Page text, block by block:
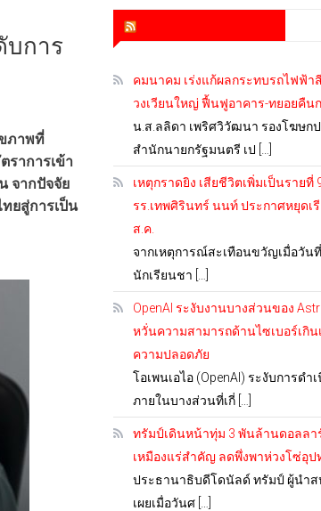
บการ
ภาพที่
ราการเข้า
จากปัจจัย
ยสู่การเป็น
คมนาคม เร่งแก้ผลกระทบรถไฟฟ้า
วงเวียนใหญ่ ฟื้นฟูอาคาร-ทยอยคืน
น.ส.ลลิดา เพริศวิวัฒนา รองโฆษก
สำนักนายกรัฐมนตรี เป […]
เหตุกราดยิง เสียชีวิตเพิ่มเป็นรายที่
รร.เทพศิรินทร์ นนท์ ประกาศหยุดเ
ส.ค.
จากเหตุการณ์สะเทือนขวัญเมื่อวันที่
นักเรียนชา […]
OpenAI ระงับงานบางส่วนของ
หวั่นความสามารถด้านไซเบอร์เกิ
ความปลอดภัย
โอเพนเอไอ (OpenAI) ระงับการดำ
ภายในบางส่วนที่เกี่ […]
ทรัมป์เดินหน้าทุ่ม 3 พันล้านดอลล
เหมืองแร่สำคัญ ลดพึ่งพาห่วงโซ่อุ
ประธานาธิบดีโดนัลด์ ทรัมป์ ผู้นำส
เผยเมื่อวันศ […]